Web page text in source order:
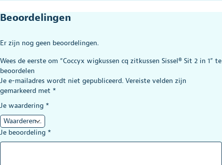
Beoordelingen
Er zijn nog geen beoordelingen.
Wees de eerste om “Coccyx wigkussen cq zitkussen Sissel® Sit 2 in 1” te
beoordelen
Je e-mailadres wordt niet gepubliceerd. Vereiste velden zijn
gemarkeerd met *
Je waardering *
Je beoordeling *